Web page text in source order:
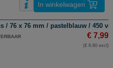
In winkelwagen
/ 76 x 76 mm / pastelblauw / 450 vel
€ 7,99
(€ 6,60 excl)